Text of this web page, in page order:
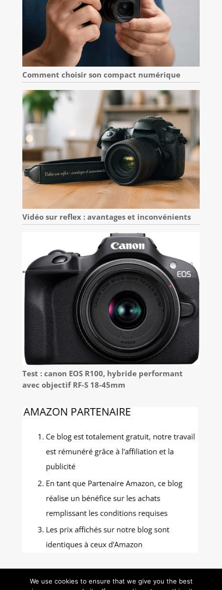
Comment choisir son compact numérique
Vidéo sur reflex : avantages et inconvénients
Test : canon EOS R100, hybride performant
avec objectif RF-S 18-45mm
We use cookies to ensure that we give you the best